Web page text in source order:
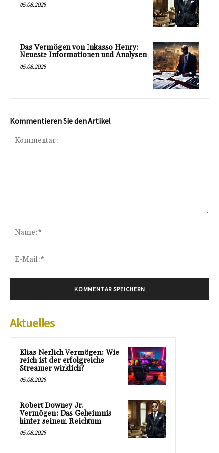
05.08.2026
Das Vermögen von Inkasso Henry:
Neueste Informationen und Analysen
05.08.2026
Kommentieren Sie den Artikel
Aktuelles
Elias Nerlich Vermögen: Wie
reich ist der erfolgreiche
Streamer wirklich?
05.08.2026
Robert Downey Jr.
Vermögen: Das Geheimnis
hinter seinem Reichtum
05.08.2026